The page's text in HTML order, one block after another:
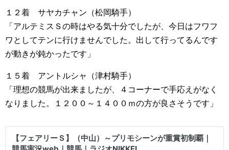
１２着 サヤカチャン（松岡騎手）
「アルテミスＳの時はやる気十分でしたが、今日はフワフ
ワとしてテンに行けませんでした。出して行ってるんです
が動きが鈍かったです」
１５着 アントルシャ（津村騎手）
「理想の競馬が出来ましたが、４コーナーで手応えがなく
なりました。１２００～１４００ｍの方が良さそうです」